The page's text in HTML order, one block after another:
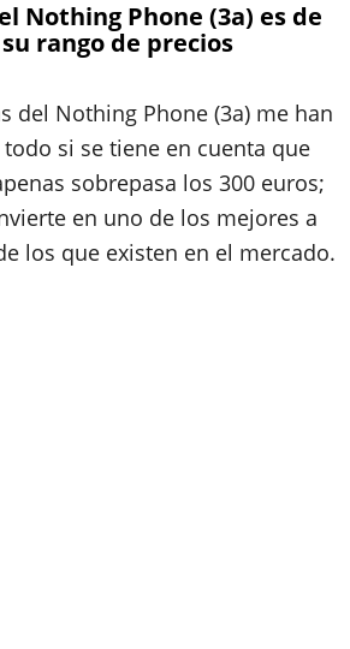
Nothing Phone (3a) es de
rango de precios
del Nothing Phone (3a) me han
si se tiene en cuenta que
sobrepasa los 300 euros;
en uno de los mejores a
los que existen en el mercado.